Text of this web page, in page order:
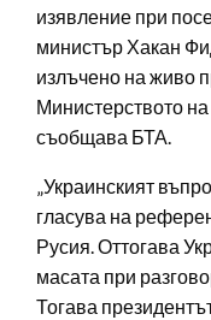
изявление при
министър Хакан
излъчено на живо
Министерството
съобщава БТА.
„Украинският
гласува на
Русия. Оттогава
масата при
Тогава